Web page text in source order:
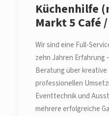
Küchenhilfe
Markt 5 Café
Wir sind eine Full-
zehn Jahren Erfahrung
Beratung über
professionellen
Eventtechnik und
mehrere erfolgreiche